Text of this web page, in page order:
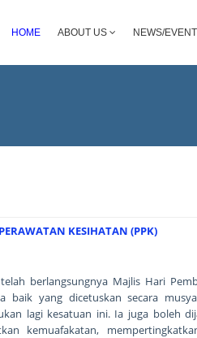
HOME ABOUT US NEWS/
KESIHATAN (PPK)
berlangsungnya Majlis Hari
baik yang dicetuskan secara
lagi kesatuan ini. Ia juga boleh
kemuafakatan,